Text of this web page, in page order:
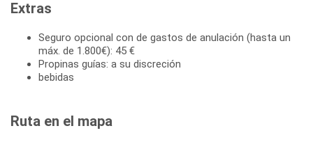
Extras
Seguro opcional con de gastos de anulación (hasta un
máx. de 1.800€): 45 €
Propinas guías: a su discreción
bebidas
Ruta en el mapa